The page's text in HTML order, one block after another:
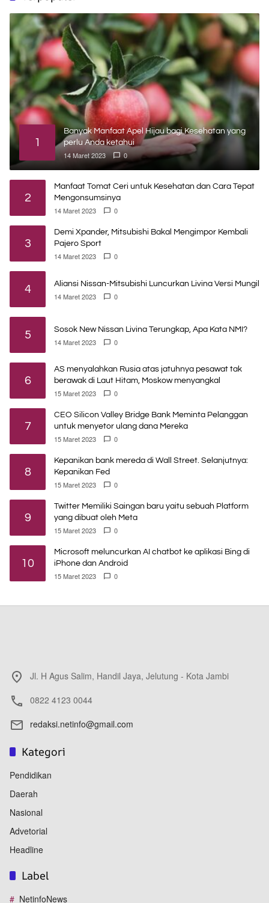
1
Banyak Manfaat Apel Hijau bagi Kesehatan yang
perlu Anda ketahui
14 Maret 2023 0
2
Manfaat Tomat Ceri untuk Kesehatan dan Cara Tepat
Mengonsumsinya
14 Maret 2023 0
3
Demi Xpander, Mitsubishi Bakal Mengimpor Kembali
Pajero Sport
14 Maret 2023 0
4 Aliansi Nissan-Mitsubishi Luncurkan Livina Versi Mungil
14 Maret 2023 0
5 Sosok New Nissan Livina Terungkap, Apa Kata NMI?
14 Maret 2023 0
6
AS menyalahkan Rusia atas jatuhnya pesawat tak
berawak di Laut Hitam, Moskow menyangkal
15 Maret 2023 0
7
CEO Silicon Valley Bridge Bank Meminta Pelanggan
untuk menyetor ulang dana Mereka
15 Maret 2023 0
8
Kepanikan bank mereda di Wall Street. Selanjutnya:
Kepanikan Fed
15 Maret 2023 0
9
Twitter Memiliki Saingan baru yaitu sebuah Platform
yang dibuat oleh Meta
15 Maret 2023 0
10
Microsoft meluncurkan AI chatbot ke aplikasi Bing di
iPhone dan Android
15 Maret 2023 0
Jl. H Agus Salim, Handil Jaya, Jelutung - Kota Jambi
0822 4123 0044
redaksi.netinfo@gmail.com
Kategori
Pendidikan
Daerah
Nasional
Advetorial
Headline
Label
NetinfoNews